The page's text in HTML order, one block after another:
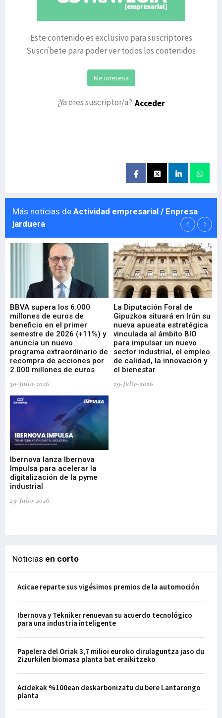
Este contenido es exclusivo para suscriptores
Suscríbete para poder ver todos los contenidos
Me interesa
¿Ya eres suscriptor/a? Acceder
Más noticias de Actividad empresarial / Enpresa
jarduera
BBVA supera los 6.000
millones de euros de
beneficio en el primer
semestre de 2026 (+11%) y
anuncia un nuevo
programa extraordinario de
recompra de acciones por
2.000 millones de euros
30-Julio-2026
La Diputación Foral de
Gipuzkoa situará en Irún su
nueva apuesta estratégica
vinculada al ámbito BIO
para impulsar un nuevo
sector industrial, el empleo
de calidad, la innovación y
el bienestar
29-Julio-2026
Ibernova lanza Ibernova
Impulsa para acelerar la
digitalización de la pyme
industrial
29-Julio-2026
Noticias en corto
Acicae reparte sus vigésimos premios de la automoción
Ibernova y Tekniker renuevan su acuerdo tecnológico
para una industria inteligente
Papelera del Oriak 3,7 milioi euroko dirulaguntza jaso du
Zizurkilen biomasa planta bat eraikitzeko
Acidekak %100ean deskarbonizatu du bere Lantarongo
planta